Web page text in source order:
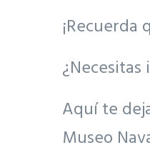
Aquí te
Museo